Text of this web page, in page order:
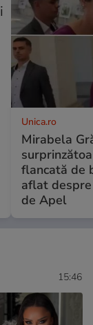
Unica.ro
Mirabela
flancată de
aflat
de Apel
15:46